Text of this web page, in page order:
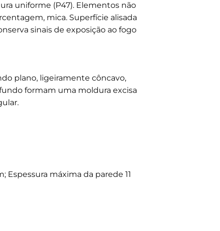
uniforme (P47). Elementos não
mica. Superfície alisada
sinais de exposição ao fogo
plano, ligeiramente côncavo,
formam uma moldura excisa
máxima da parede 11